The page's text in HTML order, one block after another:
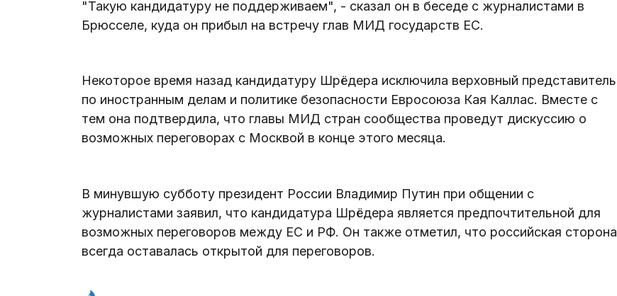
"Такую кандидатуру не поддерживаем", - сказал он в беседе с журналистами в
Брюсселе, куда он прибыл на встречу глав МИД государств ЕС.
Некоторое время назад кандидатуру Шрёдера исключила верховный представитель
по иностранным делам и политике безопасности Евросоюза Кая Каллас. Вместе с
тем она подтвердила, что главы МИД стран сообщества проведут дискуссию о
возможных переговорах с Москвой в конце этого месяца.
В минувшую субботу президент России Владимир Путин при общении с
журналистами заявил, что кандидатура Шрёдера является предпочтительной для
возможных переговоров между ЕС и РФ. Он также отметил, что российская сторона
всегда оставалась открытой для переговоров.